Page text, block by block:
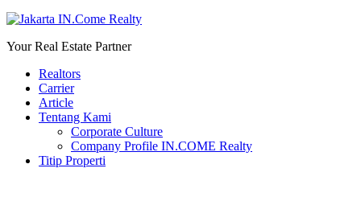
Your Real Estate Partner
Realtors
Carrier
Article
Tentang Kami
Corporate Culture
Company Profile IN.COME Realty
Titip Properti